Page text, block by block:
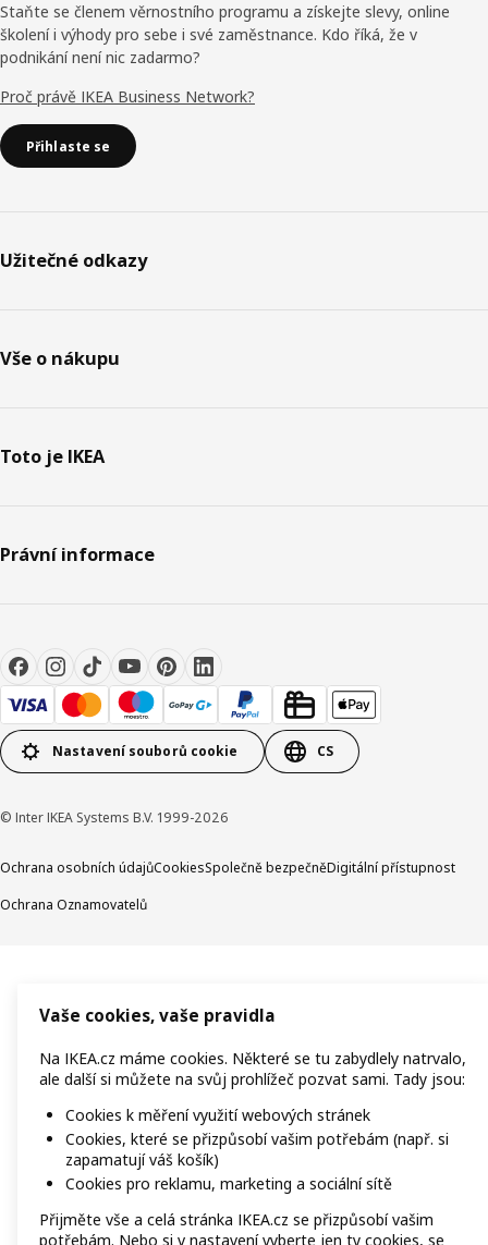
Staňte se členem věrnostního programu a získejte slevy, online
školení i výhody pro sebe i své zaměstnance. Kdo říká, že v
podnikání není nic zadarmo?
Proč právě IKEA Business Network?
Přihlaste se
Užitečné odkazy
Vše o nákupu
Toto je IKEA
Právní informace
Nastavení souborů cookie CS
© Inter IKEA Systems B.V. 1999-2026
Ochrana osobních údajůCookiesSpolečně bezpečněDigitální přístupnost
Ochrana Oznamovatelů
Vaše cookies, vaše pravidla
Na IKEA.cz máme cookies. Některé se tu zabydlely natrvalo,
ale další si můžete na svůj prohlížeč pozvat sami. Tady jsou:
Cookies k měření využití webových stránek
Cookies, které se přizpůsobí vašim potřebám (např. si
zapamatují váš košík)
Cookies pro reklamu, marketing a sociální sítě
Přijměte vše a celá stránka IKEA.cz se přizpůsobí vašim
potřebám. Nebo si v nastavení vyberte jen ty cookies, se